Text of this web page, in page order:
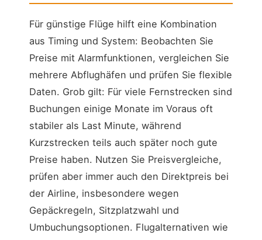
Für günstige Flüge hilft eine Kombination
aus Timing und System: Beobachten Sie
Preise mit Alarmfunktionen, vergleichen Sie
mehrere Abflughäfen und prüfen Sie flexible
Daten. Grob gilt: Für viele Fernstrecken sind
Buchungen einige Monate im Voraus oft
stabiler als Last Minute, während
Kurzstrecken teils auch später noch gute
Preise haben. Nutzen Sie Preisvergleiche,
prüfen aber immer auch den Direktpreis bei
der Airline, insbesondere wegen
Gepäckregeln, Sitzplatzwahl und
Umbuchungsoptionen. Flugalternativen wie